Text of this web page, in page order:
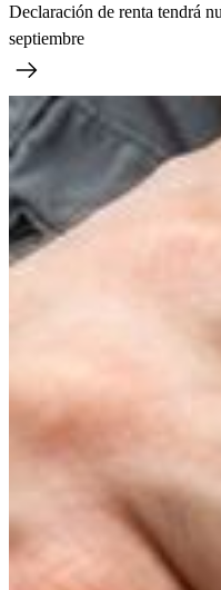
Declaración de renta tendrá
septiembre